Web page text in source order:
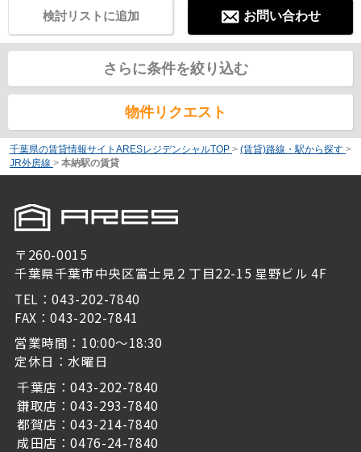
お問い合わせ
検討リストに追加
さらに条件を絞り込む
物件リクエスト
千葉県の賃貸情報サイトARESレジデンシャルTOP > (賃貸)路線・駅から探す >
JR外房線 > 本納駅の賃貸
〒260-0015
千葉県千葉市中央区富士見２丁目22-15 星野ビル 4F
TEL：043-202-7840
FAX：043-202-7841
営業時間：10:00～18:30
定休日：水曜日
千葉店：043-202-7840
鎌取店：043-293-7840
都賀店：043-214-7840
成田店：0476-24-7840